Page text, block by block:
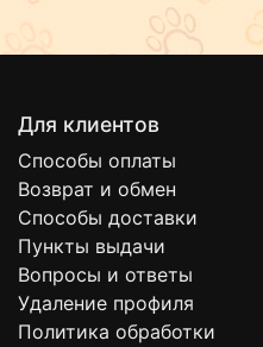
Для клиентов
Способы оплаты
Возврат и обмен
Способы доставки
Пункты выдачи
Вопросы и ответы
Удаление профиля
Политика обработки